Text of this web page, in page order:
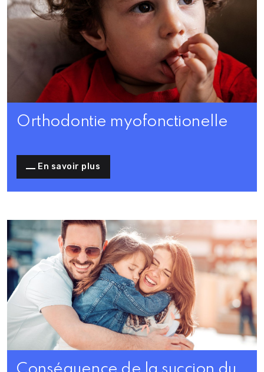
Orthodontie myofonctionelle
En savoir plus